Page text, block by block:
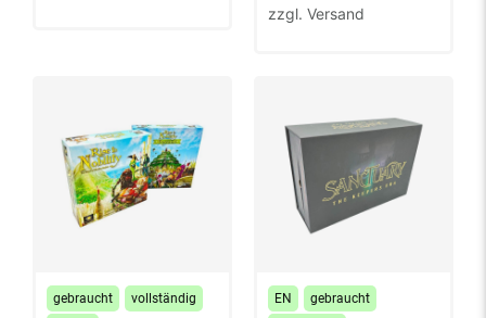
zzgl. Versand
gebraucht
vollständig
EN
gebraucht